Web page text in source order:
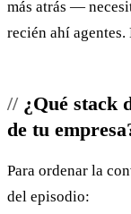
más atrás —
recién ahí agentes.
¿Qué stack
de tu
Para ordenar la
del episodio: